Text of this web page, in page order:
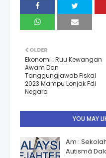
OLDER
Ekonomi : Ruu Kewangan
Awam Dan
Tanggungjawab Fiskal
2023 Mampu Lonjak Fdi
Negara
YOU MAY
Am :
Autismâ